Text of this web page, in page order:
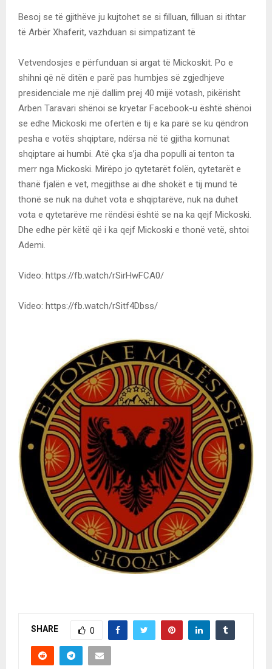
Besoj se të gjithëve ju kujtohet se si filluan, filluan si ithtar
të Arbër Xhaferit, vazhduan si simpatizant të
Vetvendosjes e përfunduan si argat të Mickoskit. Po e
shihni që në ditën e parë pas humbjes së zgjedhjeve
presidenciale me një dallim prej 40 mijë votash, pikërisht
Arben Taravari shënoi se kryetar Facebook-u është shënoi
se edhe Mickoski me ofertën e tij e ka parë se ku qëndron
pesha e votës shqiptare, ndërsa në të gjitha komunat
shqiptare ai humbi. Atë çka s’ja dha populli ai tenton ta
merr nga Mickoski. Mirëpo jo qytetarët folën, qytetarët e
thanë fjalën e vet, megjithse ai dhe shokët e tij mund të
thonë se nuk na duhet vota e shqiptarëve, nuk na duhet
vota e qytetarëve me rëndësi është se na ka qejf Mickoski.
Dhe edhe për këtë që i ka qejf Mickoski e thonë vetë, shtoi
Ademi.
Video: https://fb.watch/rSirHwFCA0/
Video: https://fb.watch/rSitf4Dbss/
SHARE 0